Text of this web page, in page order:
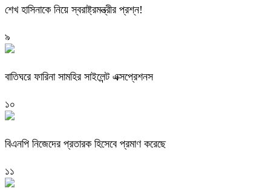
শেখ হাসিনাকে নিয়ে স্বরাষ্ট্রমন্ত্রীর প্রশ্ন!
৯
বাতিঘরে ফারিনা সামহির সাইলেন্ট এক্সপ্রেশনস
১০
বিএনপি নিজেদের প্রতারক হিসেবে প্রমাণ করেছে
১১